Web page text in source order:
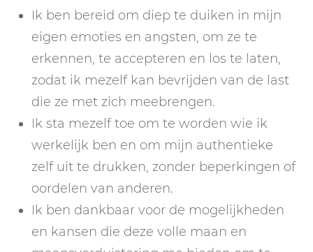
Ik ben bereid om diep te duiken in mijn
eigen emoties en angsten, om ze te
erkennen, te accepteren en los te laten,
zodat ik mezelf kan bevrijden van de last
die ze met zich meebrengen.
Ik sta mezelf toe om te worden wie ik
werkelijk ben en om mijn authentieke
zelf uit te drukken, zonder beperkingen of
oordelen van anderen.
Ik ben dankbaar voor de mogelijkheden
en kansen die deze volle maan en